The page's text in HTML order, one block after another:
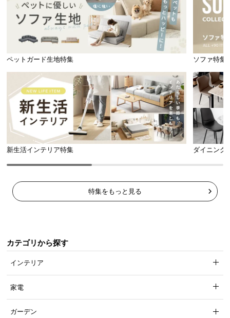
ペットガード生地特集 ソファ特集
新生活インテリア特集 ダイニング
特集をもっと見る
カテゴリから探す
インテリア
家電
ガーデン